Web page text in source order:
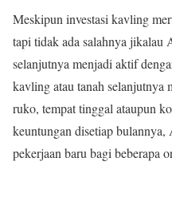
Meskipun investasi kavling
tapi tidak ada salahnya jikalau
selanjutnya menjadi aktif
kavling atau tanah selanjutnya
ruko, tempat tinggal ataupun
keuntungan disetiap bulannya,
pekerjaan baru bagi beberapa